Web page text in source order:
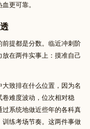
更可靠。
提都是分数。临近冲刺阶
在两件实事上：摸准自己
致排在什么位置，因为名
难度波动，位次相对稳
系统地做近些年的各科真
练考场节奏。这两件事做